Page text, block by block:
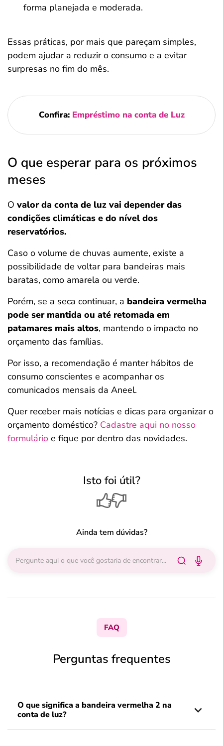
forma planejada e moderada.
Essas práticas, por mais que pareçam simples,
podem ajudar a reduzir o consumo e a evitar
surpresas no fim do mês.
Confira: Empréstimo na conta de Luz
O que esperar para os próximos
meses
O valor da conta de luz vai depender das
condições climáticas e do nível dos
reservatórios.
Caso o volume de chuvas aumente, existe a
possibilidade de voltar para bandeiras mais
baratas, como amarela ou verde.
Porém, se a seca continuar, a bandeira vermelha
pode ser mantida ou até retomada em
patamares mais altos, mantendo o impacto no
orçamento das famílias.
Por isso, a recomendação é manter hábitos de
consumo conscientes e acompanhar os
comunicados mensais da Aneel.
Quer receber mais notícias e dicas para organizar o
orçamento doméstico? Cadastre aqui no nosso
formulário e fique por dentro das novidades.
Isto foi útil?
Ainda tem dúvidas?
FAQ
Perguntas frequentes
O que significa a bandeira vermelha 2 na
conta de luz?